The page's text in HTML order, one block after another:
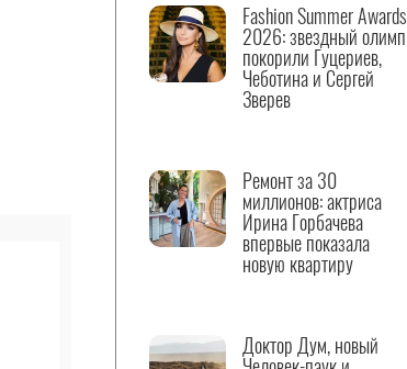
Fashion Summer Awards
2026: звездный олимп
покорили Гуцериев,
Чеботина и Сергей
Зверев
Ремонт за 30
миллионов: актриса
Ирина Горбачева
впервые показала
новую квартиру
Доктор Дум, новый